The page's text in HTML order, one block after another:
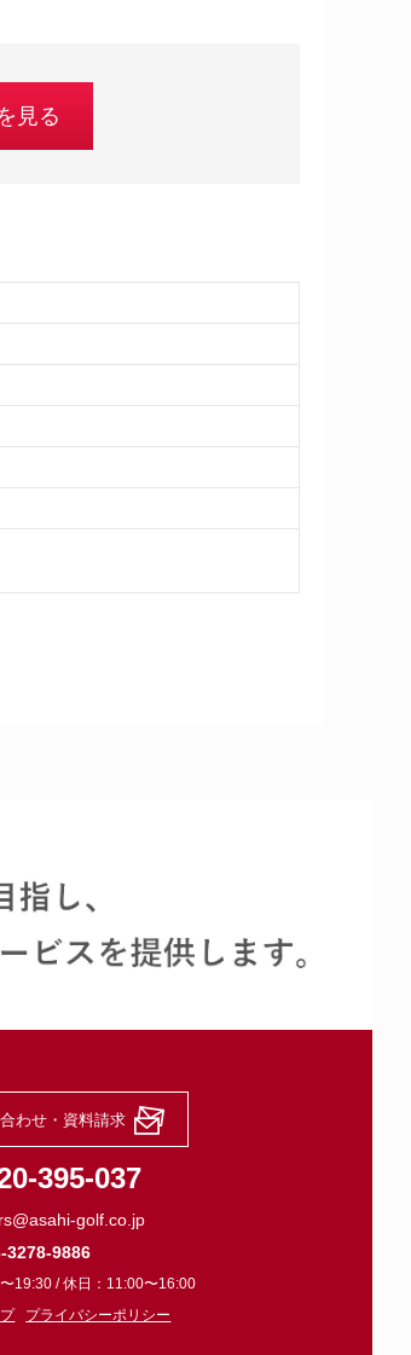
見る
わせ・資料請求
395-037
golf.co.jp
3278-9886
19:30 / 休日：11:00〜16:00
プライバシーポリシー